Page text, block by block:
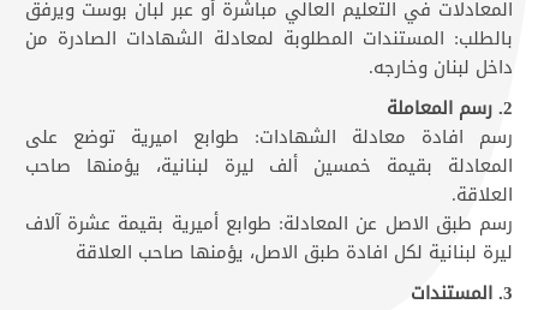
المعادلات في التعليم العالي مباشرة أو عبر لبان بوست ويرفق
بالطلب: المستندات المطلوبة لمعادلة الشهادات الصادرة من
داخل لبنان وخارجه.
رسم افادة معادلة الشهادات: طوابع اميرية توضع على
المعادلة بقيمة خمسين ألف ليرة لبنانية، يؤمنها صاحب
العلاقة.
رسم طبق الاصل عن المعادلة: طوابع أميرية بقيمة عشرة آلاف
ليرة لبنانية لكل افادة طبق الاصل، يؤمنها صاحب العلاقة